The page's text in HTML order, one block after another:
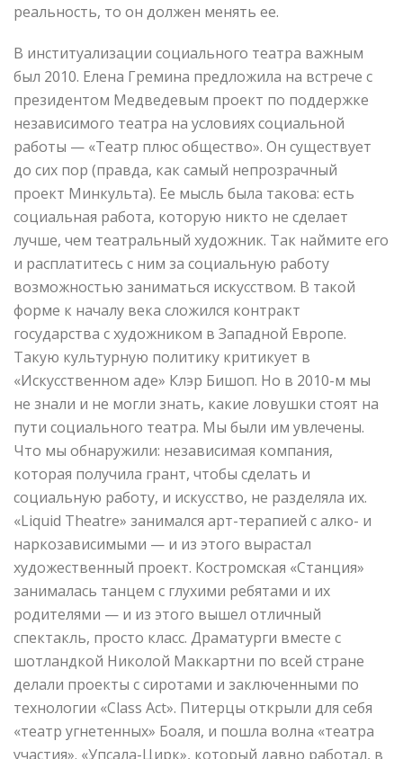
реальность, то он должен менять ее.
В институализации социального театра важным
был 2010. Елена Гремина предложила на встрече с
президентом Медведевым проект по поддержке
независимого театра на условиях социальной
работы — «Театр плюс общество». Он существует
до сих пор (правда, как самый непрозрачный
проект Минкульта). Ее мысль была такова: есть
социальная работа, которую никто не сделает
лучше, чем театральный художник. Так наймите его
и расплатитесь с ним за социальную работу
возможностью заниматься искусством. В такой
форме к началу века сложился контракт
государства с художником в Западной Европе.
Такую культурную политику критикует в
«Искусственном аде» Клэр Бишоп. Но в 2010-м мы
не знали и не могли знать, какие ловушки стоят на
пути социального театра. Мы были им увлечены.
Что мы обнаружили: независимая компания,
которая получила грант, чтобы сделать и
социальную работу, и искусство, не разделяла их.
«Liquid Theatre» занимался арт-терапией с алко- и
наркозависимыми — и из этого вырастал
художественный проект. Костромская «Станция»
занималась танцем с глухими ребятами и их
родителями — и из этого вышел отличный
спектакль, просто класс. Драматурги вместе с
шотландкой Николой Маккартни по всей стране
делали проекты с сиротами и заключенными по
технологии «Сlass Act». Питерцы открыли для себя
«театр угнетенных» Боаля, и пошла волна «театра
участия». «Упсала-Цирк», который давно работал, в